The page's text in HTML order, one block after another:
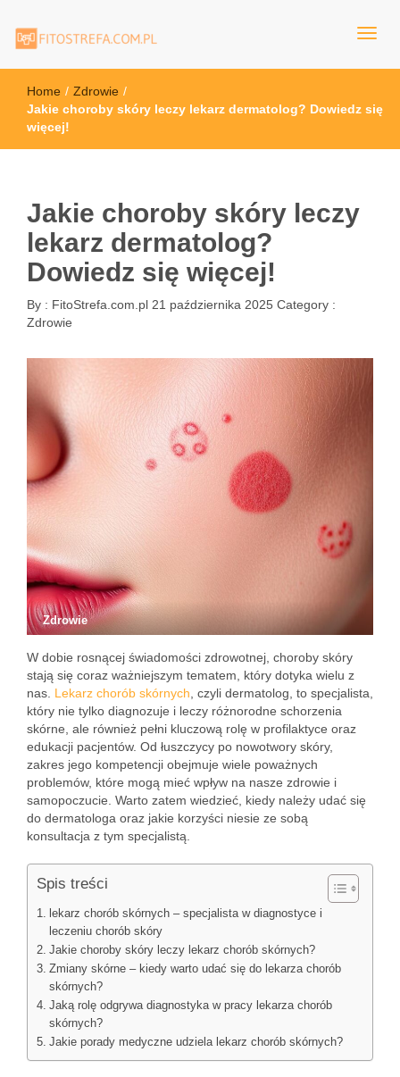
FitoStrefa.com.pl
Home / Zdrowie /
Jakie choroby skóry leczy lekarz dermatolog? Dowiedz się
więcej!
Jakie choroby skóry leczy
lekarz dermatolog?
Dowiedz się więcej!
By : FitoStrefa.com.pl 21 października 2025 Category :
Zdrowie
Zdrowie
W dobie rosnącej świadomości zdrowotnej, choroby skóry
stają się coraz ważniejszym tematem, który dotyka wielu z
nas. Lekarz chorób skórnych , czyli dermatolog, to specjalista,
który nie tylko diagnozuje i leczy różnorodne schorzenia
skórne, ale również pełni kluczową rolę w profilaktyce oraz
edukacji pacjentów. Od łuszczycy po nowotwory skóry,
zakres jego kompetencji obejmuje wiele poważnych
problemów, które mogą mieć wpływ na nasze zdrowie i
samopoczucie. Warto zatem wiedzieć, kiedy należy udać się
do dermatologa oraz jakie korzyści niesie ze sobą
konsultacja z tym specjalistą.
Spis treści
lekarz chorób skórnych – specjalista w diagnostyce i
leczeniu chorób skóry
Jakie choroby skóry leczy lekarz chorób skórnych?
Zmiany skórne – kiedy warto udać się do lekarza chorób
skórnych?
Jaką rolę odgrywa diagnostyka w pracy lekarza chorób
skórnych?
Jakie porady medyczne udziela lekarz chorób skórnych?